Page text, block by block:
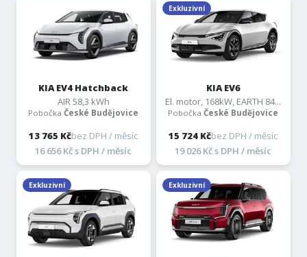
KIA EV4 Hatchback
AIR 58,3 kWh
PobočkaČeské Budějovice
13 765 Kčbez DPH / měsíc
16 656 Kč s DPH / měsíc
Exkluzivní
KIA EV6
El. motor, 168kW, EARTH 84...
PobočkaČeské Budějovice
15 724 Kčbez DPH / měsíc
19 026 Kč s DPH / měsíc
Exkluzivní Exkluzivní